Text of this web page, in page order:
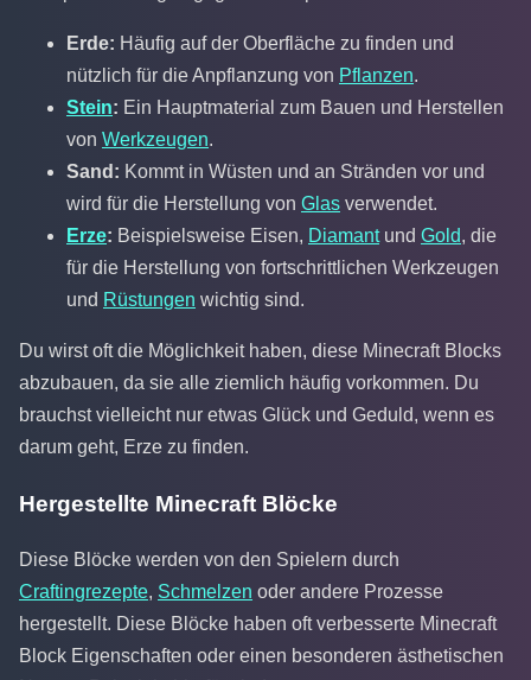
Erde: Häufig auf der Oberfläche zu finden und
nützlich für die Anpflanzung von Pflanzen.
Stein: Ein Hauptmaterial zum Bauen und Herstellen
von Werkzeugen.
Sand: Kommt in Wüsten und an Stränden vor und
wird für die Herstellung von Glas verwendet.
Erze: Beispielsweise Eisen, Diamantund Gold, die
für die Herstellung von fortschrittlichen Werkzeugen
und Rüstungen wichtig sind.
Du wirst oft die Möglichkeit haben, diese Minecraft Blocks
abzubauen, da sie alle ziemlich häufig vorkommen. Du
brauchst vielleicht nur etwas Glück und Geduld, wenn es
darum geht, Erze zu finden.
Hergestellte Minecraft Blöcke
Diese Blöcke werden von den Spielern durch
Craftingrezepte, Schmelzen oder andere Prozesse
hergestellt. Diese Blöcke haben oft verbesserte Minecraft
Block Eigenschaften oder einen besonderen ästhetischen